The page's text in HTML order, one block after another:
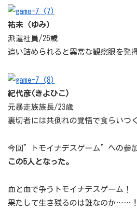
祐未（ゆみ）
派遣社員/26歳
追い詰められると異常な観察眼を発
紀代彦(きよひこ)
元暴走族族長/23歳
裏切者には共倒れの覚悟で食らいつく
今回”トモイナデスゲーム”への参
この5人となった。
血と血で争うトモイナデスゲーム！
果たして生き残るのは誰なのか……！